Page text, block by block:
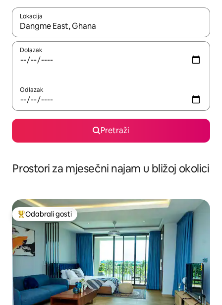
Lokacija
Kada budu dostupni rezultati, moći ćete ih pregledati
Dolazak
Odlazak
Pretraži
Prostori za mjesečni najam u bližoj okolici
Među najviše rangiranima s oznakom „Odabrali gosti”
Odabrali gosti